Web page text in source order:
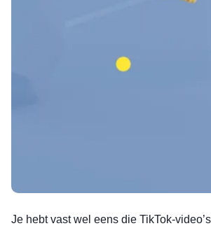
Je hebt vast wel eens die TikTok-